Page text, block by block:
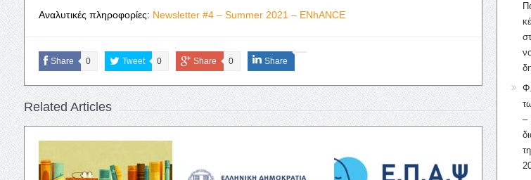
Αναλυτικές πληροφορίες: Newsletter #4 – Summer 2021 – ENhANCE
Share 0 Tweet 0 Share 0 Share
Related Articles
–